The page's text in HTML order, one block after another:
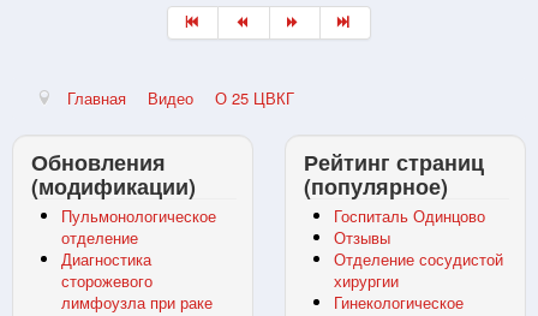
Главная Видео О 25 ЦВКГ
Обновления
(модификации)
Пульмонологическое
отделение
Диагностика
сторожевого
лимфоузла при раке
Рейтинг страниц
(популярное)
Госпиталь Одинцово
Отзывы
Отделение сосудистой
хирургии
Гинекологическое